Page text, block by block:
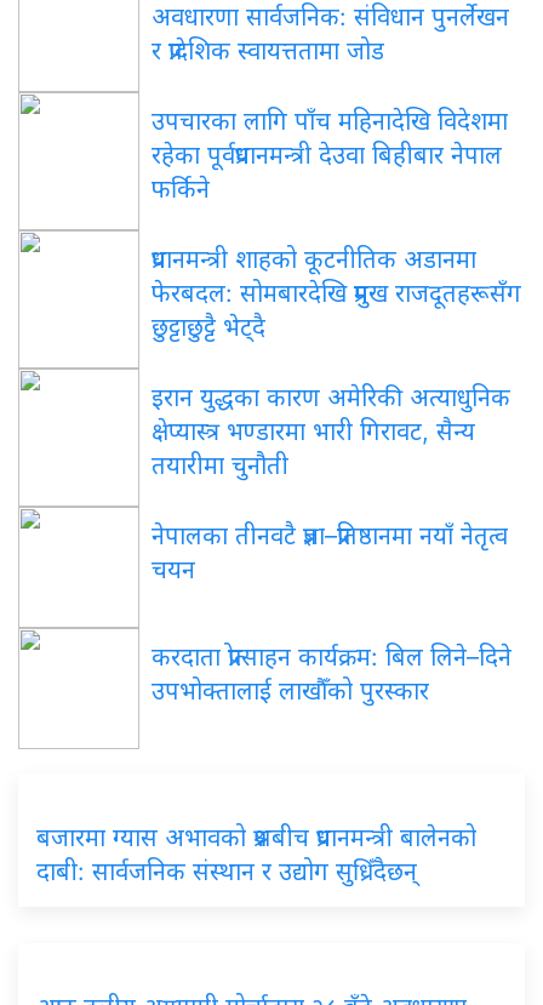
अवधारणा सार्वजनिक: संविधान पुनर्लेखन
र प्रादेशिक स्वायत्ततामा जोड
उपचारका लागि पाँच महिनादेखि विदेशमा
रहेका पूर्वप्रधानमन्त्री देउवा बिहीबार नेपाल
फर्किने
प्रधानमन्त्री शाहको कूटनीतिक अडानमा
फेरबदल: सोमबारदेखि प्रमुख राजदूतहरूसँग
छुट्टाछुट्टै भेट्दै
इरान युद्धका कारण अमेरिकी अत्याधुनिक
क्षेप्यास्त्र भण्डारमा भारी गिरावट, सैन्य
तयारीमा चुनौती
नेपालका तीनवटै प्रज्ञा–प्रतिष्ठानमा नयाँ नेतृत्व
चयन
करदाता प्रोत्साहन कार्यक्रम: बिल लिने–दिने
उपभोक्तालाई लाखौँको पुरस्कार
बजारमा ग्यास अभावको प्रश्नबीच प्रधानमन्त्री बालेनको
दाबी: सार्वजनिक संस्थान र उद्योग सुध्रिँदैछन्